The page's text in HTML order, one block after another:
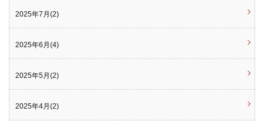
2025年7月(2)
2025年6月(4)
2025年5月(2)
2025年4月(2)